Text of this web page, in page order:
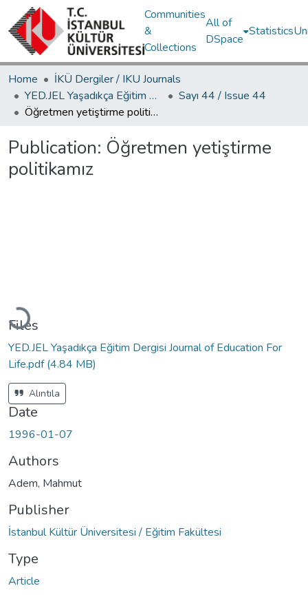
Communities
&
Collections
All of
DSpace
Statistics
Home
İKÜ Dergiler / IKU Journals
YED.JEL Yaşadıkça Eğitim Dergisi / Journal of Education For Life
Sayı 44 / Issue 44
Öğretmen yetiştirme politikamız
Publication: Öğretmen yetiştirme
politikamız
Loading...
Files
YED.JEL Yaşadıkça Eğitim Dergisi Journal of Education For
Life.pdf(4.84 MB)
Alıntıla
Date
1996-01-07
Authors
Adem, Mahmut
Publisher
İstanbul Kültür Üniversitesi / Eğitim Fakültesi
Type
Article